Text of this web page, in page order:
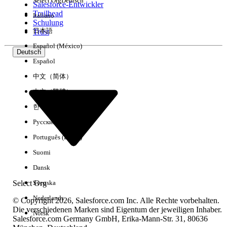
Erfahrung
Keine Ergebnisse
Salesforce-Entwickler
Trailhead
Schulung
Trust
Deutsch
Select Org
Italiano
日本語
Español (México)
Español
中文（简体）
中文（繁體）
한국어
Русский
Português (Brasil)
Suomi
Dansk
Svenska
Nederlands
Norsk
© Copyright 2026, Salesforce.com Inc. Alle Rechte vorbehalten.
Die verschiedenen Marken sind Eigentum der jeweiligen Inhaber.
Salesforce.com Germany GmbH, Erika-Mann-Str. 31, 80636